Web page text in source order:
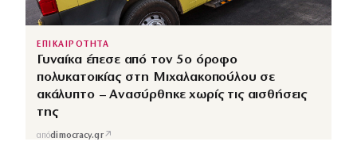
ΕΠΙΚΑΙΡΟΤΗΤΑ
Γυναίκα έπεσε από τον 5ο όροφο
πολυκατοικίας στη Μιχαλακοπούλου σε
ακάλυπτο – Ανασύρθηκε χωρίς τις αισθήσεις
της
απόdimocracy.gr↗